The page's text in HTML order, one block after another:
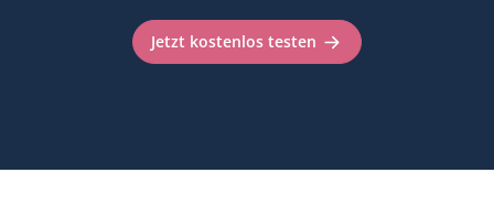
Jetzt kostenlos testen